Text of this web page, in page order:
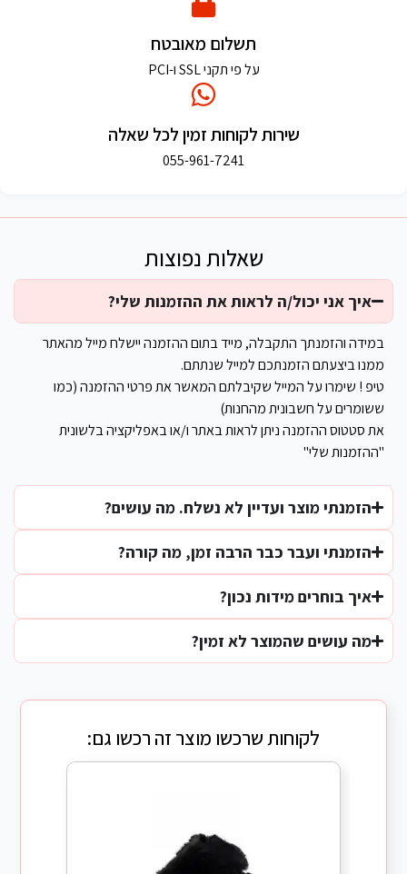
איך אני יכול/ה לראות את ההזמנות שלי?
במידה והזמנתך התקבלה, מייד בתום ההזמנה יישלח מייל מהאתר
ממנו ביצעתם הזמנתכם למייל שנתתם.
טיפ ! שימרו על המייל שקיבלתם המאשר את פרטי ההזמנה (כמו
ששומרים על חשבונית מהחנות)
את סטטוס ההזמנה ניתן לראות באתר ו/או באפליקציה בלשונית
"ההזמנות שלי"
הזמנתי מוצר ועדיין לא נשלח. מה עושים?
הזמנתי ועבר כבר הרבה זמן, מה קורה?
איך בוחרים מידות נכון?
מה עושים שהמוצר לא זמין?
שאלות נפוצות
תשלום מאובטח
על פי תקני SSL ו-PCI
שירות לקוחות זמין לכל שאלה
055-961-7241
לקוחות שרכשו מוצר זה רכשו גם: